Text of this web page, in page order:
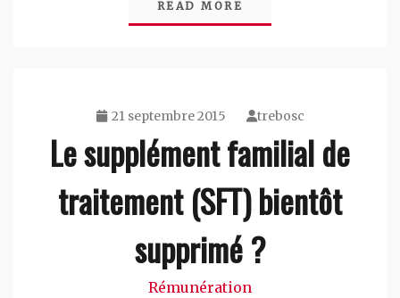
READ MORE
21 septembre 2015 trebosc
Le supplément familial de
traitement (SFT) bientôt
supprimé ?
Rémunération